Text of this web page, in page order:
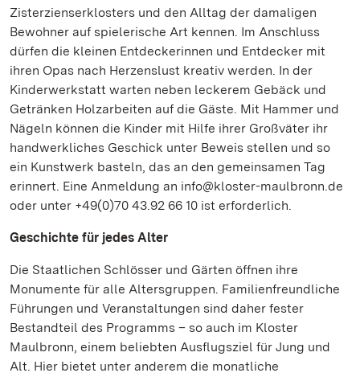
Zisterzienserklosters und den Alltag der damaligen
Bewohner auf spielerische Art kennen. Im Anschluss
dürfen die kleinen Entdeckerinnen und Entdecker mit
ihren Opas nach Herzenslust kreativ werden. In der
Kinderwerkstatt warten neben leckerem Gebäck und
Getränken Holzarbeiten auf die Gäste. Mit Hammer und
Nägeln können die Kinder mit Hilfe ihrer Großväter ihr
handwerkliches Geschick unter Beweis stellen und so
ein Kunstwerk basteln, das an den gemeinsamen Tag
erinnert. Eine Anmeldung an info@kloster-maulbronn.de
oder unter +49(0)70 43.92 66 10 ist erforderlich.
Geschichte für jedes Alter
Die Staatlichen Schlösser und Gärten öffnen ihre
Monumente für alle Altersgruppen. Familienfreundliche
Führungen und Veranstaltungen sind daher fester
Bestandteil des Programms – so auch im Kloster
Maulbronn, einem beliebten Ausflugsziel für Jung und
Alt. Hier bietet unter anderem die monatliche